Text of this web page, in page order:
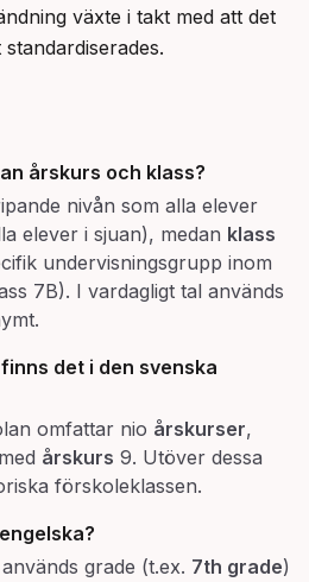
växte i takt med att det
årskurs och klass?
nivån som alla elever
elever i sjuan), medan klass
undervisningsgrupp inom
7B). I vardagligt tal används
det i den svenska
omfattar nio årskurser,
årskurs 9. Utöver dessa
förskoleklassen.
grade (t.ex. 7th grade)